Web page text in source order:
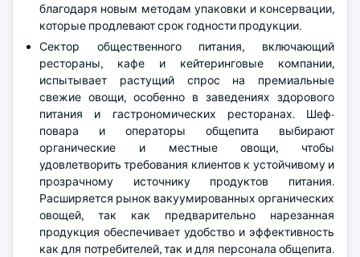
благодаря новым методам упаковки и консервации,
которые продлевают срок годности продукции.
Сектор общественного питания, включающий
рестораны, кафе и кейтеринговые компании,
испытывает растущий спрос на премиальные
свежие овощи, особенно в заведениях здорового
питания и гастрономических ресторанах. Шеф-
повара и операторы общепита выбирают
органические и местные овощи, чтобы
удовлетворить требования клиентов к устойчивому и
прозрачному источнику продуктов питания.
Расширяется рынок вакуумированных органических
овощей, так как предварительно нарезанная
продукция обеспечивает удобство и эффективность
как для потребителей, так и для персонала общепита.